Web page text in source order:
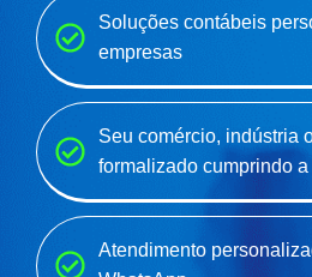
Soluções contábeis
empresas
Seu comércio, indústria
formalizado cumprindo
Atendimento